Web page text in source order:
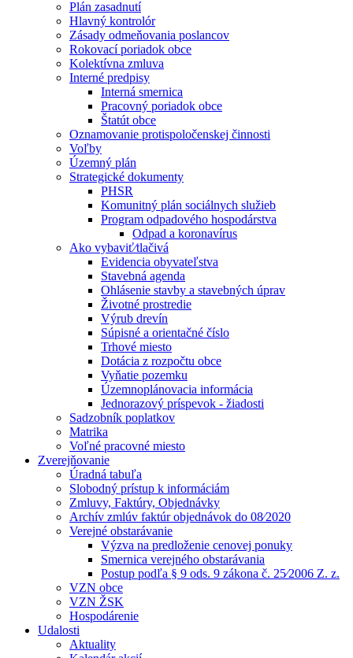
Plán zasadnutí
Hlavný kontrolór
Zásady odmeňovania poslancov
Rokovací poriadok obce
Kolektívna zmluva
Interné predpisy
Interná smernica
Pracovný poriadok obce
Štatút obce
Oznamovanie protispoločenskej činnosti
Voľby
Územný plán
Strategické dokumenty
PHSR
Komunitný plán sociálnych služieb
Program odpadového hospodárstva
Odpad a koronavírus
Ako vybaviť⁄tlačivá
Evidencia obyvateľstva
Stavebná agenda
Ohlásenie stavby a stavebných úprav
Životné prostredie
Výrub drevín
Súpisné a orientačné číslo
Trhové miesto
Dotácia z rozpočtu obce
Vyňatie pozemku
Územnoplánovacia informácia
Jednorazový príspevok - žiadosti
Sadzobník poplatkov
Matrika
Voľné pracovné miesto
Zverejňovanie
Úradná tabuľa
Slobodný prístup k informáciám
Zmluvy, Faktúry, Objednávky
Archív zmlúv faktúr objednávok do 08⁄2020
Verejné obstarávanie
Výzva na predloženie cenovej ponuky
Smernica verejného obstarávania
Postup podľa § 9 ods. 9 zákona č. 25⁄2006 Z. z.
VZN obce
VZN ŽSK
Hospodárenie
Udalosti
Aktuality